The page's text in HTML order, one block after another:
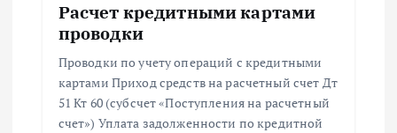
Расчет кредитными картами
проводки
Проводки по учету операций с кредитными
картами Приход средств на расчетный счет Дт
51 Кт 60 (субсчет «Поступления на расчетный
счет») Уплата задолженности по кредитной